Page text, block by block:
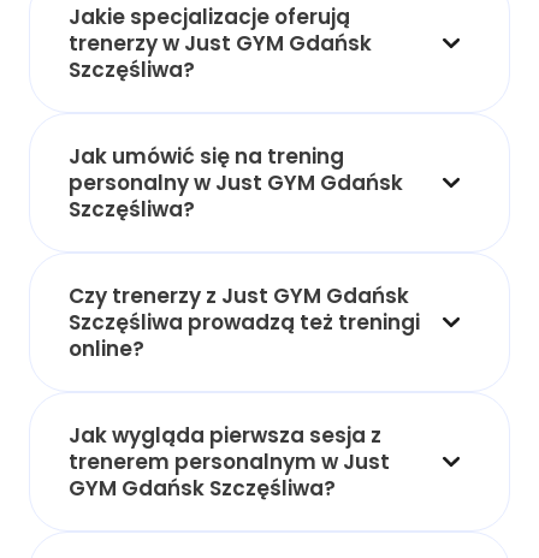
Jakie specjalizacje oferują
trenerzy w Just GYM Gdańsk
Szczęśliwa?
Jak umówić się na trening
personalny w Just GYM Gdańsk
Szczęśliwa?
Czy trenerzy z Just GYM Gdańsk
Szczęśliwa prowadzą też treningi
online?
Jak wygląda pierwsza sesja z
trenerem personalnym w Just
GYM Gdańsk Szczęśliwa?